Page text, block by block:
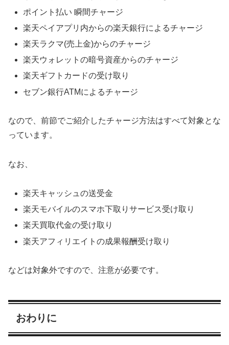
ポイント払い 瞬間チャージ
楽天ペイアプリ内からの楽天銀行によるチャージ
楽天ラクマ(売上金)からのチャージ
楽天ウォレットの暗号資産からのチャージ
楽天ギフトカードの受け取り
セブン銀行ATMによるチャージ
なので、前節でご紹介したチャージ方法はすべて対象とな
っています。
なお、
楽天キャッシュの送受金
楽天モバイルのスマホ下取りサービス受け取り
楽天買取代金の受け取り
楽天アフィリエイトの成果報酬受け取り
などは対象外ですので、注意が必要です。
おわりに